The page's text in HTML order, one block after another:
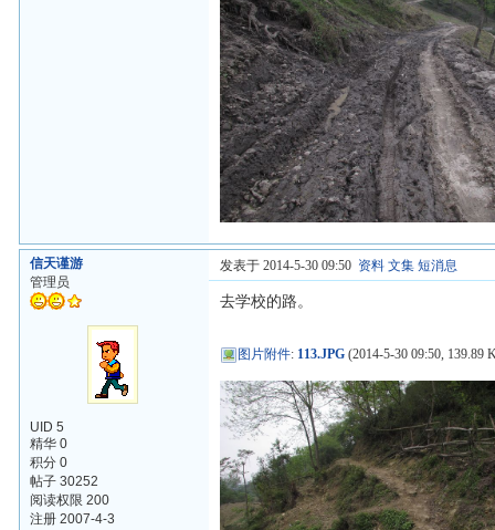
信天谨游
管理员
UID 5
精华 0
积分 0
帖子 30252
阅读权限 200
注册 2007-4-3
发表于 2014-5-30 09:50 资料 文集 短消息
去学校的路。
图片附件: 113.JPG (2014-5-30 09:50, 139.89